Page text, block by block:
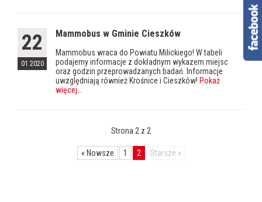
22
01 2020
Mammobus w Gminie Cieszków
Mammobus wraca do Powiatu Milickiego! W tabeli
podajemy informacje z dokładnym wykazem miejsc
oraz godzin przeprowadzanych badań. Informacje
uwzględniają również Krośnice i Cieszków! Pokaż
więcej
Strona 2 z 2
« Nowsze 1 2 Starsze »